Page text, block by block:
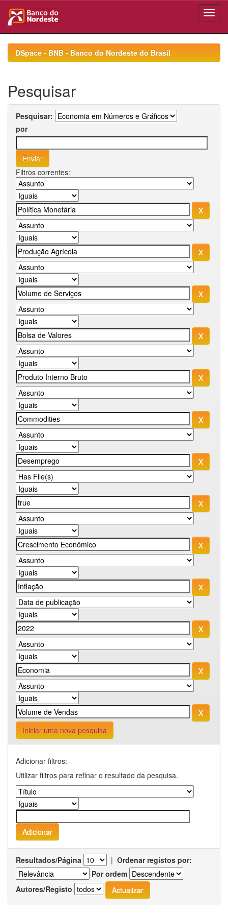
navigationDSpace - BNB - Banco do Nordeste do Brasil
Pesquisar
Pesquisar:
por
Filtros correntes:
Iniciar uma nova pesquisa
Adicionar filtros:
Utilizar filtros para refinar o resultado da pesquisa.
Resultados/Página | Ordenar registos por:
Por ordem
Autores/Registo